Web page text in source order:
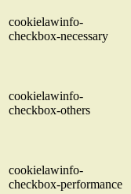
cookielawinfo-
checkbox-necessary
cookielawinfo-
checkbox-others
cookielawinfo-
checkbox-performance